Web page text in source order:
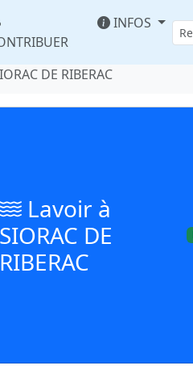
INFOS
DE RIBERAC
Lavoir à
SIORAC DE
RIBERAC